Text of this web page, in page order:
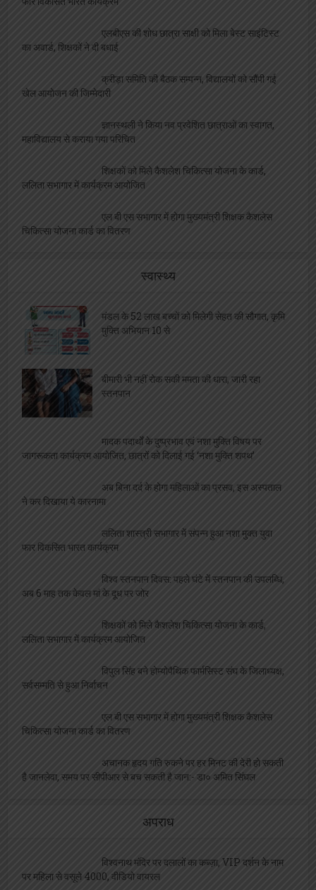
एलबीएस की शोध छात्रा साक्षी को मिला बेस्ट साइंटिस्ट
का अवार्ड, शिक्षकों ने दी बधाई
क्रीड़ा समिति की बैठक सम्पन्न, विद्यालयों को सौंपी गई
खेल आयोजन की जिम्मेदारी
ज्ञानस्थली ने किया नव प्रवेशित छात्राओं का स्वागत,
महाविद्यालय से कराया गया परिचित
शिक्षकों को मिले कैशलेश चिकित्सा योजना के कार्ड,
ललिता सभागार में कार्यक्रम आयोजित
एल बी एस सभागार में होगा मुख्यमंत्री शिक्षक कैशलेस
चिकित्सा योजना कार्ड का वितरण
स्वास्थ्य
मंडल के 52 लाख बच्चों को मिलेगी सेहत की सौगात, कृमि
मुक्ति अभियान 10 से
बीमारी भी नहीं रोक सकी ममता की धारा, जारी रहा
स्तनपान
मादक पदार्थों के दुष्प्रभाव एवं नशा मुक्ति विषय पर
जागरूकता कार्यक्रम आयोजित, छात्रों को दिलाई गई ‘नशा मुक्ति शपथ’
अब बिना दर्द के होगा महिलाओं का प्रसव, इस अस्पताल
ने कर दिखाया ये कारनामा
ललिता शास्त्री सभागार में संपन्न हुआ नशा मुक्त युवा
फार विकसित भारत कार्यक्रम
विश्व स्तनपान दिवस: पहले घंटे में स्तनपान की उपलब्धि,
अब 6 माह तक केवल मां के दूध पर जोर
शिक्षकों को मिले कैशलेश चिकित्सा योजना के कार्ड,
ललिता सभागार में कार्यक्रम आयोजित
विपुल सिंह बने होम्योपैथिक फार्मसिस्ट संघ के जिलाध्यक्ष,
सर्वसम्मति से हुआ निर्वाचन
एल बी एस सभागार में होगा मुख्यमंत्री शिक्षक कैशलेस
चिकित्सा योजना कार्ड का वितरण
अचानक हृदय गति रुकने पर हर मिनट की देरी हो सकती
है जानलेवा, समय पर सीपीआर से बच सकती है जान:- डा० अमित सिंघल
अपराध
विश्वनाथ मंदिर पर दलालों का कब्ज़ा, VIP दर्शन के नाम
पर महिला से वसूले 4000, वीडियो वायरल